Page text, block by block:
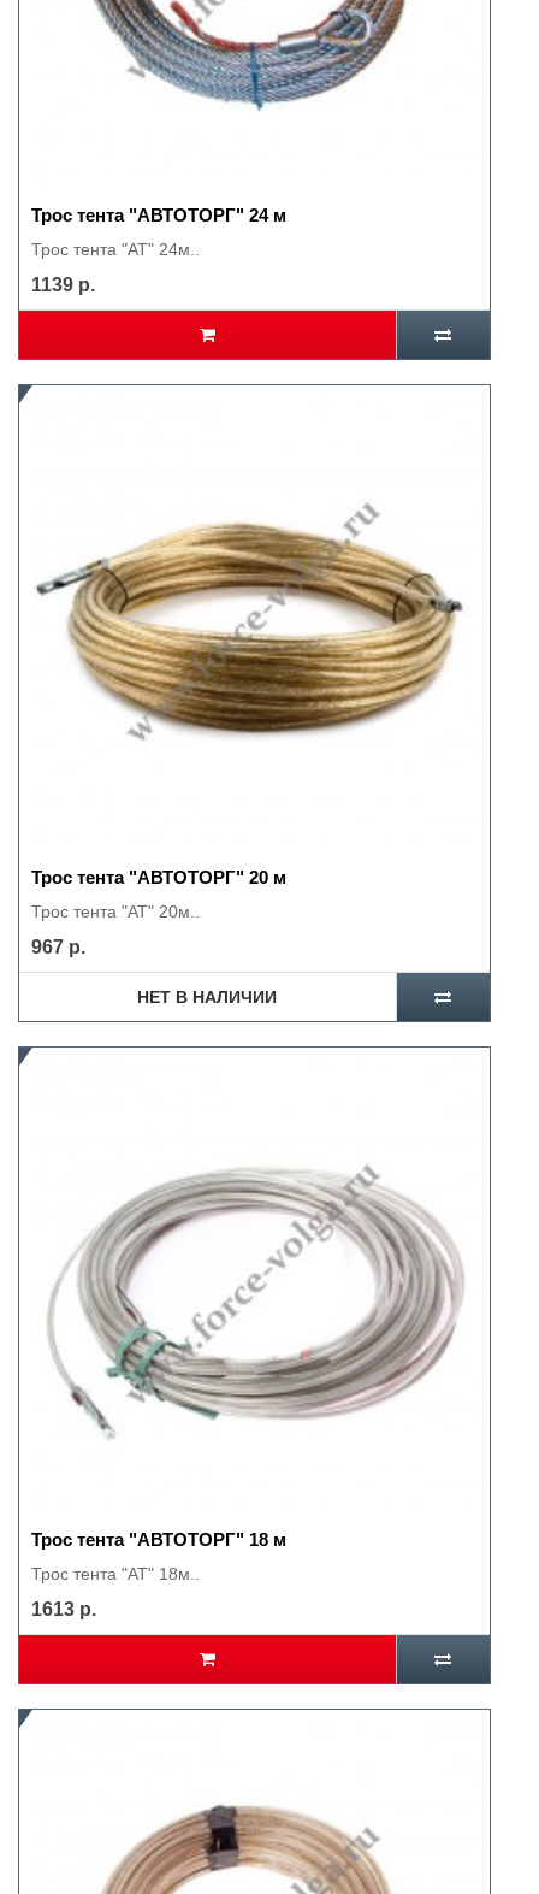
Трос тента "АВТОТОРГ" 24 м
Трос тента "АТ" 24м..
1139 р.
Трос тента "АВТОТОРГ" 20 м
Трос тента "АТ" 20м..
967 р.
НЕТ В НАЛИЧИИ
Трос тента "АВТОТОРГ" 18 м
Трос тента "АТ" 18м..
1613 р.